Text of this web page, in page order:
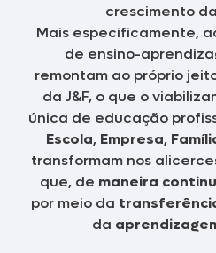
crescimento
Mais especificamente,
de ensino-
remontam ao próprio
da J&F, o que o
única de educação
Escola, Empresa,
transformam nos
que, de maneira
por meio da
da